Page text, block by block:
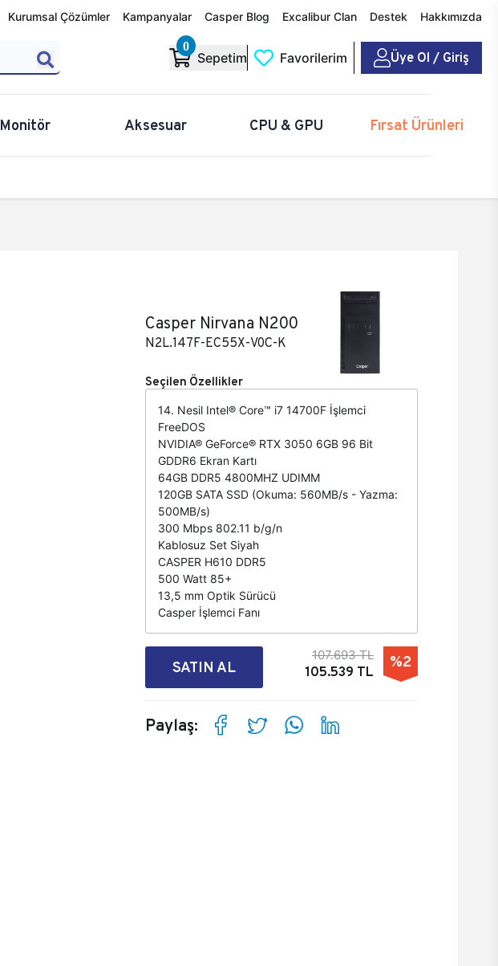
Kurumsal Çözümler Kampanyalar Casper Blog Excalibur Clan Destek Hakkımızda
0
Sepetim Favorilerim Üye Ol / Giriş
Monitör Aksesuar CPU & GPU Fırsat Ürünleri
Casper Nirvana N200
N2L.147F-EC55X-V0C-K
Seçilen Özellikler
14. Nesil Intel® Core™ i7 14700F İşlemci
FreeDOS
NVIDIA® GeForce® RTX 3050 6GB 96 Bit
GDDR6 Ekran Kartı
64GB DDR5 4800MHZ UDIMM
120GB SATA SSD (Okuma: 560MB/s - Yazma:
500MB/s)
300 Mbps 802.11 b/g/n
Kablosuz Set Siyah
CASPER H610 DDR5
500 Watt 85+
13,5 mm Optik Sürücü
Casper İşlemci Fanı
SATIN AL
107.693 TL
105.539 TL
%2
Paylaş: